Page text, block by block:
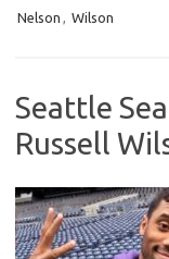
Nelson , Wilson
Seattle
Russell